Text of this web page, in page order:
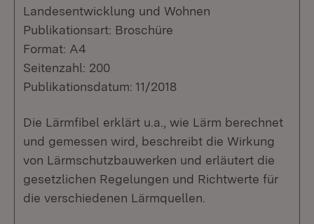
Landesentwicklung und Wohnen
Publikationsart: Broschüre
Format: A4
Seitenzahl: 200
Publikationsdatum: 11/2018
Die Lärmfibel erklärt u.a., wie Lärm berechnet
und gemessen wird, beschreibt die Wirkung
von Lärmschutzbauwerken und erläutert die
gesetzlichen Regelungen und Richtwerte für
die verschiedenen Lärmquellen.